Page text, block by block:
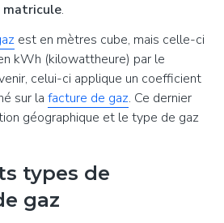
matricule.
est en mètres cube, mais celle-ci
kWh (kilowattheure) par le
celui-ci applique un coefficient
sur la facture de gaz. Ce dernier
géographique et le type de gaz
types de
gaz